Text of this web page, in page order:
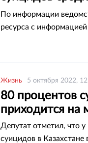
Казахстане
По информации
ресурса с
Жизнь 5 октября 2022,
80 процентов
приходится
Депутат отметил, что
суицидов в